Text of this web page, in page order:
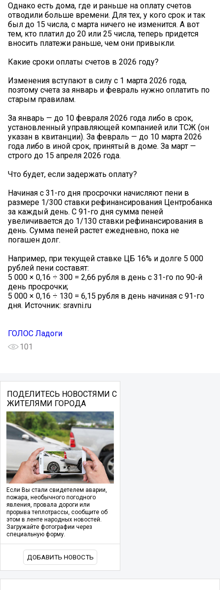
Однако есть дома, где и раньше на оплату счетов
отводили больше времени. Для тех, у кого срок и так
был до 15 числа, с марта ничего не изменится. А вот
тем, кто платил до 20 или 25 числа, теперь придется
вносить платежи раньше, чем они привыкли.
Какие сроки оплаты счетов в 2026 году?
Изменения вступают в силу с 1 марта 2026 года,
поэтому счета за январь и февраль нужно оплатить по
старым правилам.
За январь — до 10 февраля 2026 года либо в срок,
установленный управляющей компанией или ТСЖ (он
указан в квитанции). За февраль — до 10 марта 2026
года либо в иной срок, принятый в доме. За март —
строго до 15 апреля 2026 года.
Что будет, если задержать оплату?
Начиная с 31-го дня просрочки начисляют пени в
размере 1/300 ставки рефинансирования Центробанка
за каждый день. С 91-го дня сумма пеней
увеличивается до 1/130 ставки рефинансирования в
день. Сумма пеней растет ежедневно, пока не
погашен долг.
Например, при текущей ставке ЦБ 16% и долге 5 000
рублей пени составят:
5 000 × 0,16 ÷ 300 = 2,66 рубля в день с 31-го по 90-й
день просрочки;
5 000 × 0,16 ÷ 130 = 6,15 рубля в день начиная с 91-го
дня. Источник: sravni.ru
ГОЛОС Ладоги
101
ПОДЕЛИТЕСЬ НОВОСТЯМИ С
ЖИТЕЛЯМИ ГОРОДА
Если Вы стали свидетелем аварии,
пожара, необычного погодного
явления, провала дороги или
прорыва теплотрассы, сообщите об
этом в ленте народных новостей.
Загружайте фотографии через
специальную форму.
ДОБАВИТЬ НОВОСТЬ